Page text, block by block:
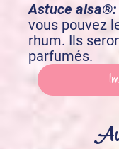
Astuce alsa®:
vous pouvez
rhum. Ils
parfumés.